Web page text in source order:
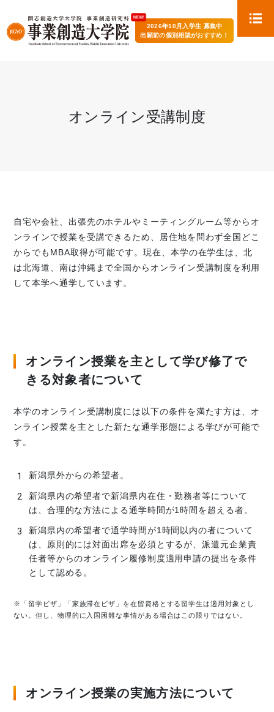
2026年10月入学生 募集中
出願前の個別相談がおすすめ！
オンライン受講制度
自宅や会社、出張先のホテルやミーティングルーム等からオ
ンラインで授業を受講できるため、居住地を問わず全国どこ
からでもMBA取得が可能です。現在、本学の在学生は、北
は北海道、南は沖縄まで全国からオンライン受講制度を利用
して本学へ通学しています。
オンライン授業を主として学び修了で
きる対象者について
本学のオンライン受講制度には以下の条件を満たす方は、オ
ンライン授業を主とした新たな通学形態による学びが可能で
す。
新潟県外からの希望者。
新潟県内の希望者で新潟県内在住・勤務者等について
は、合理的な方法による通学時間が1時間を超える者。
新潟県内の希望者で通学時間が1時間以内の者について
は、原則的には対面出席を必須とするが、派遣元企業責
任者等からのオンライン履修制度適用申請の提出を条件
として認める。
※「留学ビザ」「家族滞在ビザ」を在留資格とする留学生は適用対象とし
ない。但し、物理的に入国困難な事情がある場合はこの限りではない。
オンライン授業の実施方法について